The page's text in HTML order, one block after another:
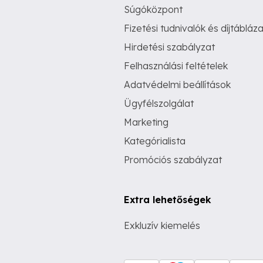
Súgóközpont
Fizetési tudnivalók és
Hirdetési szabályzat
Felhasználási feltételek
Adatvédelmi beállítások
Ügyfélszolgálat
Marketing
Kategórialista
Promóciós szabályzat
Extra lehetőségek
Exkluzív kiemelés